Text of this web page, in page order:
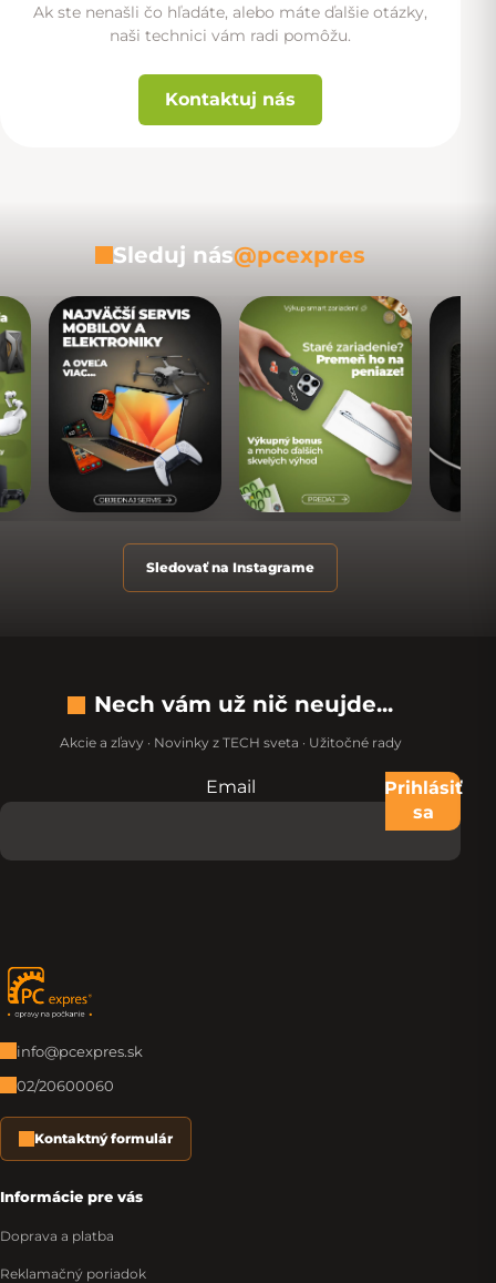
Ak ste nenašli čo hľadáte, alebo máte ďalšie otázky,
naši technici vám radi pomôžu.
Kontaktuj nás
Sleduj nás@pcexpres
Sledovať na Instagrame
Nech vám už nič neujde...
Akcie a zľavy · Novinky z TECH sveta · Užitočné rady
Nevypĺňajte toto pole:
Email
Prihlásiť
sa
Zápätie
info@pcexpres.sk
02/20600060
Kontaktný formulár
Informácie pre vás
Doprava a platba
Reklamačný poriadok